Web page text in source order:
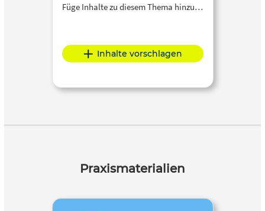
Füge Inhalte zu diesem Thema hinzu…
Inhalte vorschlagen
Praxismaterialien